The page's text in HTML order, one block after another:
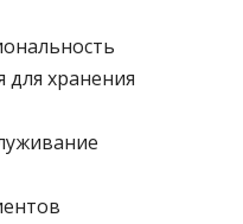
для хранения